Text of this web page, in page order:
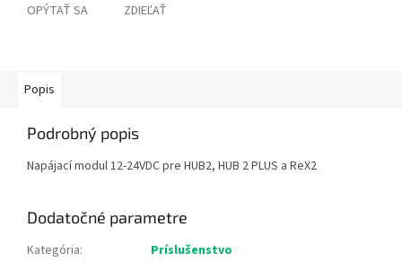
OPÝTAŤ SA ZDIEĽAŤ
Popis
Podrobný popis
Napájací modul 12-24VDC pre HUB2, HUB 2 PLUS a ReX2
Dodatočné parametre
Kategória:
Príslušenstvo